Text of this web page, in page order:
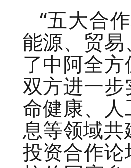
“五大合
能源、贸
了中阿全
双方进一
命健康、
息等领域
投资合作